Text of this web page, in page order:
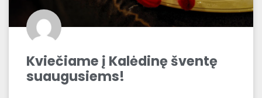
Kviečiame į Kalėdinę šventę
suaugusiems!